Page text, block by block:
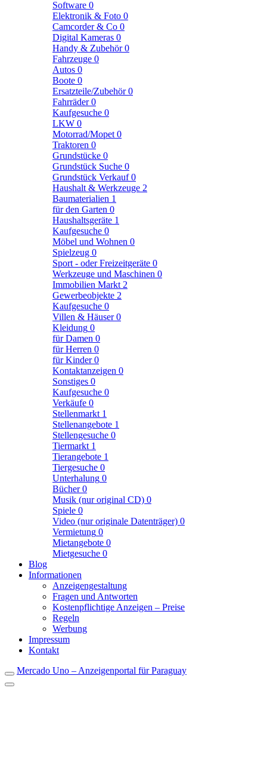
Software 0
Elektronik & Foto 0
Camcorder & Co 0
Digital Kameras 0
Handy & Zubehör0
Fahrzeuge 0
Autos 0
Boote 0
Ersatzteile/Zubehör0
Fahrräder0
Kaufgesuche 0
LKW 0
Motorrad/Mopet 0
Traktoren 0
Grundstücke 0
Grundstück Suche 0
Grundstück Verkauf0
Haushalt & Werkzeuge 2
Baumaterialien 1
für den Garten 0
Haushaltsgeräte 1
Kaufgesuche 0
Möbel und Wohnen 0
Spielzeug 0
Sport - oder Freizeitgeräte 0
Werkzeuge und Maschinen 0
Immobilien Markt 2
Gewerbeobjekte 2
Kaufgesuche 0
Villen & Häuser0
Kleidung 0
für Damen 0
für Herren 0
für Kinder0
Kontaktanzeigen 0
Sonstiges 0
Kaufgesuche 0
Verkäufe 0
Stellenmarkt 1
Stellenangebote 1
Stellengesuche 0
Tiermarkt 1
Tierangebote 1
Tiergesuche 0
Unterhalung 0
Bücher0
Musik (nur original CD) 0
Spiele 0
Video (nur originale Datenträger) 0
Vermietung 0
Mietangebote 0
Mietgesuche 0
Blog
Informationen
Anzeigengestaltung
Fragen und Antworten
Kostenpflichtige Anzeigen – Preise
Regeln
Werbung
Impressum
Kontakt
Mercado Uno – Anzeigenportal für Paraguay